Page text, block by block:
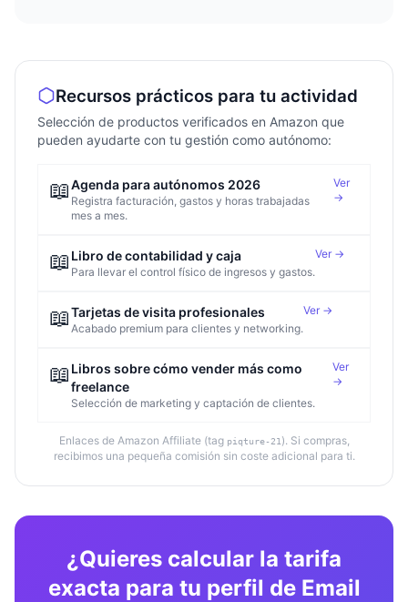
Recursos prácticos para tu actividad
Selección de productos verificados en Amazon que
pueden ayudarte con tu gestión como autónomo:
📖Agenda para autónomos 2026
Registra facturación, gastos y horas trabajadas
mes a mes.
Ver
→
📖 Libro de contabilidad y caja
Para llevar el control físico de ingresos y gastos.
Ver →
📖Tarjetas de visita profesionales
Acabado premium para clientes y networking.
Ver →
📖 Libros sobre cómo vender más como
freelance
Selección de marketing y captación de clientes.
Ver
→
Enlaces de Amazon Affiliate (tag piqture-21 ). Si compras,
recibimos una pequeña comisión sin coste adicional para ti.
¿Quieres calcular la tarifa
exacta para tu perfil de Email